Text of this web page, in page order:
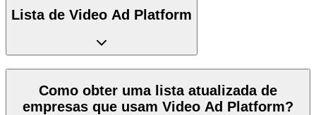
Lista de Video Ad Platform
Como obter uma lista atualizada de
empresas que usam Video Ad Platform?